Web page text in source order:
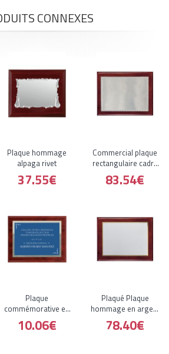
CONNEXES
Plaque hommage
alpaga rivet
37.55€
Commercial plaque
rectangulaire cadre
en aluminium
hommage
83.54€
Plaque
commémorative en
bois à bordure bleue
et argentée
10.06€
Plaqué Plaque
hommage en argent
en forme et de la
lunette rectangulaire
78.40€